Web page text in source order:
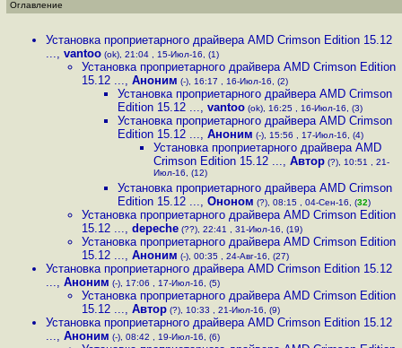
Оглавление
Установка проприетарного драйвера AMD Crimson Edition 15.12
..., vantoo (ok), 21:04 , 15-Июл-16, (1)
Установка проприетарного драйвера AMD Crimson Edition
15.12 ..., Аноним (-), 16:17 , 16-Июл-16, (2)
Установка проприетарного драйвера AMD Crimson
Edition 15.12 ..., vantoo (ok), 16:25 , 16-Июл-16, (3)
Установка проприетарного драйвера AMD Crimson
Edition 15.12 ..., Аноним (-), 15:56 , 17-Июл-16, (4)
Установка проприетарного драйвера AMD
Crimson Edition 15.12 ..., Автор (?), 10:51 , 21-
Июл-16, (12)
Установка проприетарного драйвера AMD Crimson
Edition 15.12 ..., Ононом (?), 08:15 , 04-Сен-16, (32)
Установка проприетарного драйвера AMD Crimson Edition
15.12 ..., depeche (??), 22:41 , 31-Июл-16, (19)
Установка проприетарного драйвера AMD Crimson Edition
15.12 ..., Аноним (-), 00:35 , 24-Авг-16, (27)
Установка проприетарного драйвера AMD Crimson Edition 15.12
..., Аноним (-), 17:06 , 17-Июл-16, (5)
Установка проприетарного драйвера AMD Crimson Edition
15.12 ..., Автор (?), 10:33 , 21-Июл-16, (9)
Установка проприетарного драйвера AMD Crimson Edition 15.12
..., Аноним (-), 08:42 , 19-Июл-16, (6)